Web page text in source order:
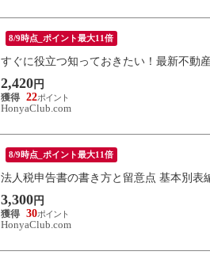
8/9時点_ポイント最大11倍
すぐに役立つ知っておきたい！最新不動
2,420 円
22
HonyaClub.com
8/9時点_ポイント最大11倍
法人税申告書の書き方と留意点 基本別表
3,300 円
30
HonyaClub.com